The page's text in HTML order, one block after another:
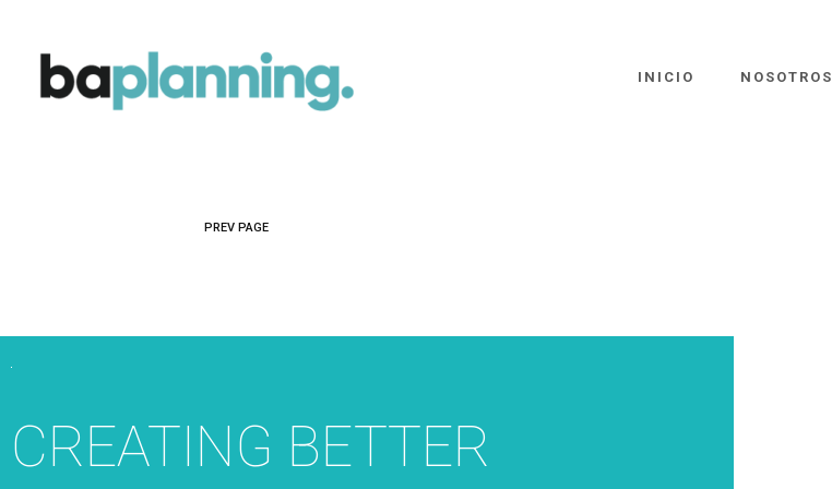
INICIO NOSOTROS
PREV PAGE
CREATING BETTER